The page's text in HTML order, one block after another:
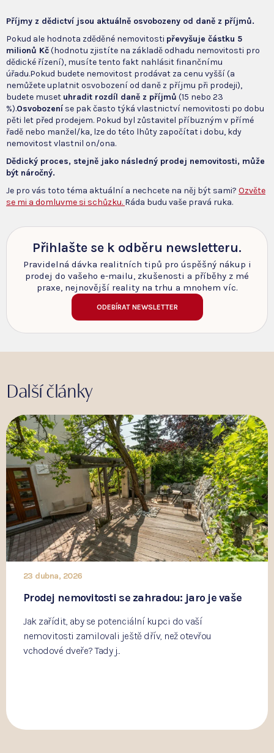
Příjmy z dědictví jsou aktuálně osvobozeny od daně z příjmů.
Pokud ale hodnota zděděné nemovitosti převyšuje částku 5
milionů Kč(hodnotu zjistíte na základě odhadu nemovitosti pro
dědické řízení), musíte tento fakt nahlásit finančnímu
úřadu.Pokud budete nemovitost prodávat za cenu vyšší (a
nemůžete uplatnit osvobození od daně z příjmu při prodeji),
budete muset uhradit rozdíl daně z příjmů (15 nebo 23
%).Osvobození se pak často týká vlastnictví nemovitosti po dobu
pěti let před prodejem. Pokud byl zůstavitel příbuzným v přímé
řadě nebo manžel/ka, lze do této lhůty započítat i dobu, kdy
nemovitost vlastnil on/ona.
Dědický proces, stejně jako následný prodej nemovitosti, může
být náročný.
Je pro vás toto téma aktuální a nechcete na něj být sami? Ozvěte
se mi a domluvme si schůzku. Ráda budu vaše pravá ruka.
Přihlašte se k odběru newsletteru.
Pravidelná dávka realitních tipů pro úspěšný nákup i
prodej do vašeho e-mailu, zkušenosti a příběhy z mé
praxe, nejnovější reality na trhu a mnohem víc.
ODEBÍRAT NEWSLETTER
Další články
23 dubna, 2026
Prodej nemovitosti se zahradou: jaro je vaše
Jak zařídit, aby se potenciální kupci do vaší
nemovitosti zamilovali ještě dřív, než otevřou
vchodové dveře? Tady j...